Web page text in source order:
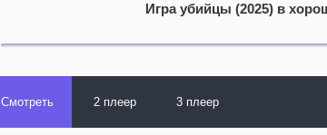
Игра убийцы (2025) в
Смотреть 2 плеер 3 плеер